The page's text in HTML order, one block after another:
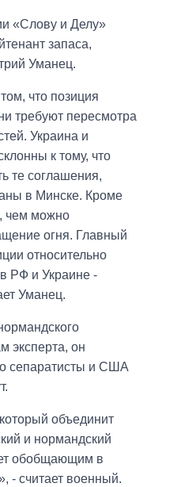
«Слову и Делу»
запаса,
Уманец.
что позиция
требуют пересмотра
Украина и
к тому, что
те соглашения,
в Минске. Кроме
чем можно
огня. Главный
относительно
РФ и Украине -
Уманец.
эксперта, он
сепаратисты и США
объединит
и нормандский
обобщающим в
- считает военный.